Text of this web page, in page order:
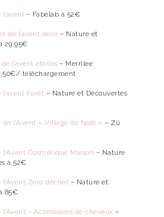
– Fabelab à 52€
de l’avent déco – Nature et
29,95€
l’avent étoiles – Merrilee
téléchargement
Forêt – Nature et Découvertes
de l’Avent « Village de Noël » – Zü
Cosmétique Maison – Nature
à 52€
Zéro déchet – Nature et
85€
– Accessoires de cheveux –